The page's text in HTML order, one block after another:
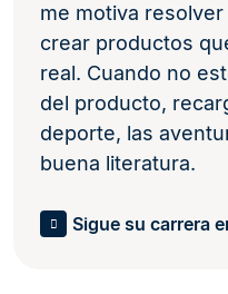
me motiva
crear productos
real. Cuando no
del producto,
deporte, las
buena literatura.
Sigue su carrera